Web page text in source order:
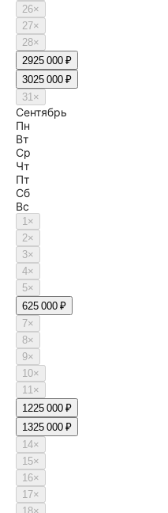
26×
27×
28×
2925 000 ₽
3025 000 ₽
31×
Сентябрь
Пн
Вт
Ср
Чт
Пт
Сб
Вс
1×
2×
3×
4×
5×
625 000 ₽
7×
8×
9×
10×
11×
1225 000 ₽
1325 000 ₽
14×
15×
16×
17×